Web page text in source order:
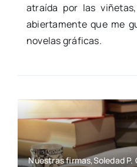
atraí­da por las
abier­ta­men­te que me
nove­las grá­fi­cas.
Nues­tras firmas,Soledad P.